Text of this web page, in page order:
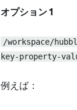
オプション 1
/workspace/
key-property-
例えば：